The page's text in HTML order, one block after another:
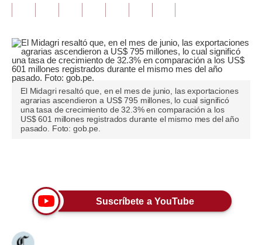
Opinión
Editorial
Pregunta de hoy
Blogs
Tendencias
Estilos
Mundo
El Midagri resaltó que, en el mes de junio, las exportaciones
agrarias ascendieron a US$ 795 millones, lo cual significó
una tasa de crecimiento de 32.3% en comparación a los
US$ 601 millones registrados durante el mismo mes del año
pasado. Foto: gob.pe.
Suscríbete a YouTube